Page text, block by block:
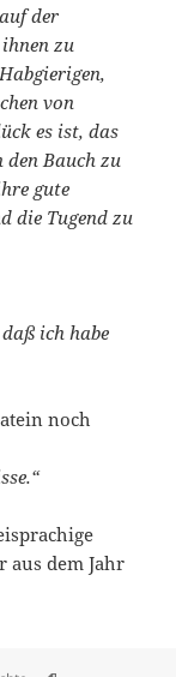
der
zu
von
es ist, das
den Bauch zu
gute
die Tugend zu
ich habe
noch
aus dem Jahr